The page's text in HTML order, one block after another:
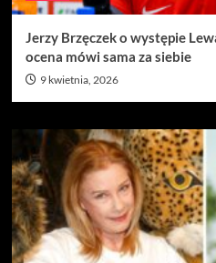
Jerzy Brzęczek o występie
ocena mówi sama za siebie
9 kwietnia, 2026